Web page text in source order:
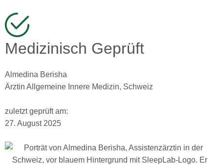
Medizinisch Geprüft
Almedina Berisha
Ärztin Allgemeine Innere Medizin, Schweiz
zuletzt geprüft am:
27. August 2025